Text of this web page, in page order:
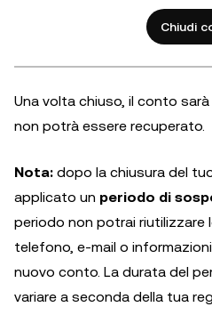
Chiudi
Una volta chiuso, il conto
non potrà essere recuperato.
Nota: dopo la chiusura del
applicato un periodo di
periodo non potrai riutilizzare
telefono, e-mail o
nuovo conto. La durata del
variare a seconda della tua